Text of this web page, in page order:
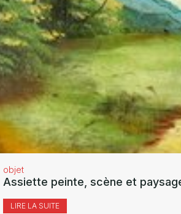
objet
Assiette peinte, scène et
LIRE LA SUITE